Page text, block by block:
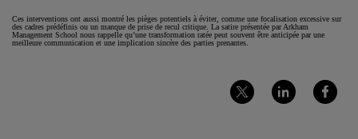
Ces interventions ont aussi montré les pièges potentiels à éviter, comme une focalisation excessive sur
des cadres prédéfinis ou un manque de prise de recul critique. La satire présentée par Arkham
Management School nous rappelle qu’une transformation ratée peut souvent être anticipée par une
meilleure communication et une implication sincère des parties prenantes.